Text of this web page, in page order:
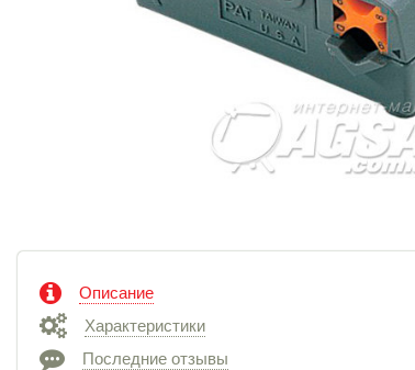
Описание
Характеристики
Последние отзывы